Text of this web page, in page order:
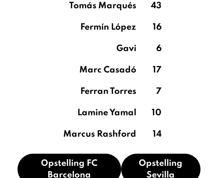
Tomás Marqués 43
Fermín López 16
Gavi 6
Marc Casadó 17
Ferran Torres 7
Lamine Yamal 10
Marcus Rashford 14
Opstelling FC
Barcelona
Opstelling
Sevilla